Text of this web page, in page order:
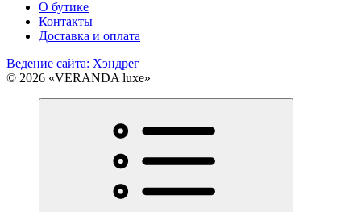
О бутике
Контакты
Доставка и оплата
Ведение сайта: Хэндрег
© 2026 «VERANDA luxe»